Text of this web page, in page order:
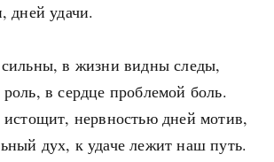
дней удачи.
в жизни видны следы,
в сердце проблемой боль.
истощит, нервностью дней мотив,
дух, к удаче лежит наш путь.